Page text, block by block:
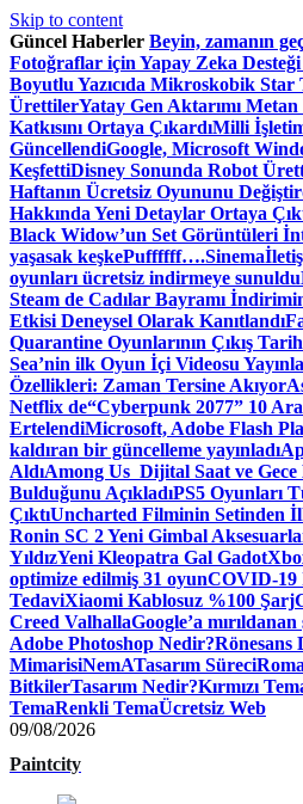
Skip to content
Güncel Haberler Beyin, zamanın
Fotoğraflar için Yapay Zeka
Boyutlu Yazıcıda Mikroskobik Star
ÜrettilerYatay Gen Aktarımı
Katkısını Ortaya ÇıkardıMilli
GüncellendiGoogle, Microsoft
KeşfettiDisney Sonunda Robot
Haftanın Ücretsiz Oyununu
Hakkında Yeni Detaylar Ortaya
Black Widow’un Set Görüntüleri
yaşasak keşkePuffffff….Sinema
oyunları ücretsiz indirmeye sunuldu
Steam de Cadılar Bayramı
Etkisi Deneysel Olarak Kanıtlandı
Quarantine Oyunlarının Çıkış
Sea’nin ilk Oyun İçi Videosu
Özellikleri: Zaman Tersine Akıyor
Netflix de“Cyberpunk 2077” 10
ErtelendiMicrosoft, Adobe Flash
kaldıran bir güncelleme yayınladı
AldıAmong Us Dijital Saat ve Gece
Bulduğunu AçıkladıPS5 Oyunları
ÇıktıUncharted Filminin Setinden
Ronin SC 2 Yeni Gimbal
YıldızYeni Kleopatra Gal Gadot
optimize edilmiş 31 oyunCOVID-19
TedaviXiaomi Kablosuz %100 Şarj
Creed ValhallaGoogle’a
Adobe Photoshop Nedir?Rönesans
MimarisiNemATasarım Süreci
BitkilerTasarım Nedir?Kırmızı
TemaRenkli TemaÜcretsiz Web
09/08/2026
Paintcity